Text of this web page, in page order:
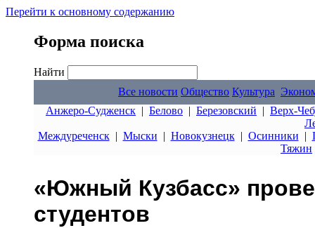
Перейти к основному содержанию
Форма поиска
Найти
Все новости Общество Культура
Анжеро-Судженск | Белово | Березовский | Верх-
Междуреченск| Мыски | Новокузнецк| Осинники |
Тяжин
«Южный Кузбасс»
студентов